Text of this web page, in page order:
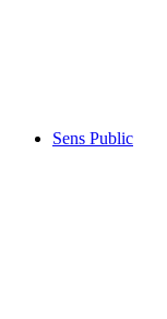
Sens Public